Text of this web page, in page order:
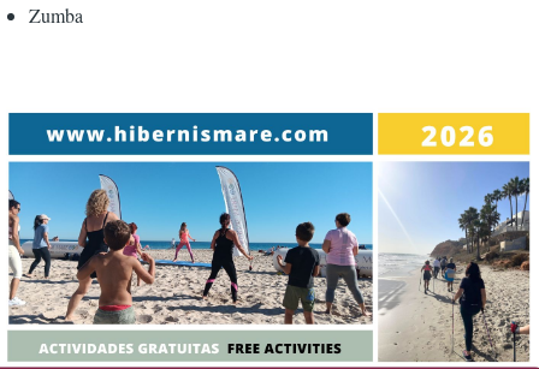
Zumba